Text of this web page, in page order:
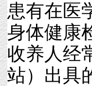
患有在医
身体健康
收养人经
站）出具